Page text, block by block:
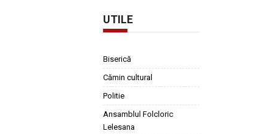
UTILE
Biserică
Cămin cultural
Politie
Ansamblul Folcloric
Lelesana